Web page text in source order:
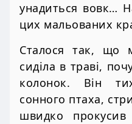
унадиться вовк…
цих мальованих
Сталося так, що
сиділа в траві,
колонок. Він
сонного птаха,
швидко